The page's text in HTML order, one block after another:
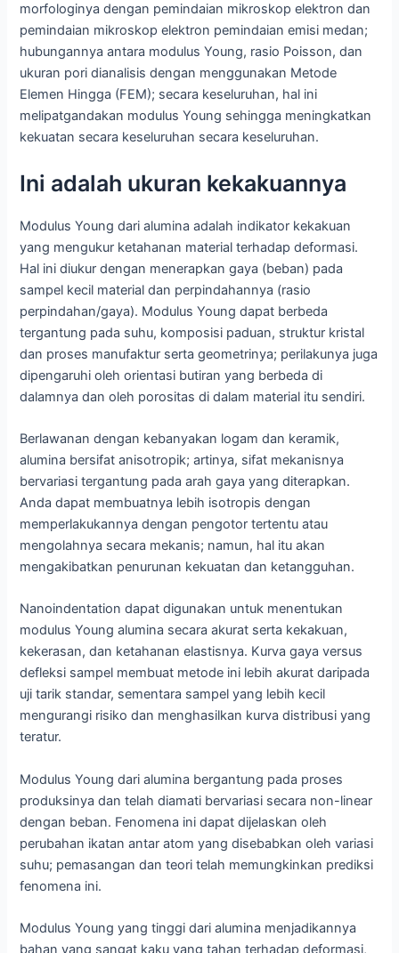
morfologinya dengan pemindaian mikroskop elektron dan
pemindaian mikroskop elektron pemindaian emisi medan;
hubungannya antara modulus Young, rasio Poisson, dan
ukuran pori dianalisis dengan menggunakan Metode
Elemen Hingga (FEM); secara keseluruhan, hal ini
melipatgandakan modulus Young sehingga meningkatkan
kekuatan secara keseluruhan secara keseluruhan.
Ini adalah ukuran kekakuannya
Modulus Young dari alumina adalah indikator kekakuan
yang mengukur ketahanan material terhadap deformasi.
Hal ini diukur dengan menerapkan gaya (beban) pada
sampel kecil material dan perpindahannya (rasio
perpindahan/gaya). Modulus Young dapat berbeda
tergantung pada suhu, komposisi paduan, struktur kristal
dan proses manufaktur serta geometrinya; perilakunya juga
dipengaruhi oleh orientasi butiran yang berbeda di
dalamnya dan oleh porositas di dalam material itu sendiri.
Berlawanan dengan kebanyakan logam dan keramik,
alumina bersifat anisotropik; artinya, sifat mekanisnya
bervariasi tergantung pada arah gaya yang diterapkan.
Anda dapat membuatnya lebih isotropis dengan
memperlakukannya dengan pengotor tertentu atau
mengolahnya secara mekanis; namun, hal itu akan
mengakibatkan penurunan kekuatan dan ketangguhan.
Nanoindentation dapat digunakan untuk menentukan
modulus Young alumina secara akurat serta kekakuan,
kekerasan, dan ketahanan elastisnya. Kurva gaya versus
defleksi sampel membuat metode ini lebih akurat daripada
uji tarik standar, sementara sampel yang lebih kecil
mengurangi risiko dan menghasilkan kurva distribusi yang
teratur.
Modulus Young dari alumina bergantung pada proses
produksinya dan telah diamati bervariasi secara non-linear
dengan beban. Fenomena ini dapat dijelaskan oleh
perubahan ikatan antar atom yang disebabkan oleh variasi
suhu; pemasangan dan teori telah memungkinkan prediksi
fenomena ini.
Modulus Young yang tinggi dari alumina menjadikannya
bahan yang sangat kaku yang tahan terhadap deformasi,